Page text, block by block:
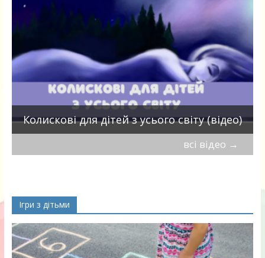
Колискові для дітей з усього світу (відео)
всі відео →
Ігри з дітьми